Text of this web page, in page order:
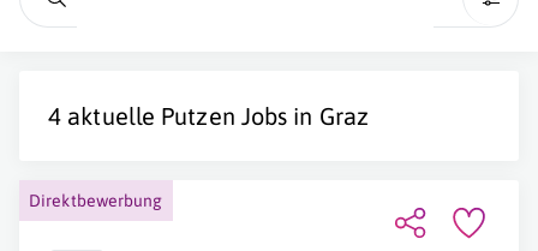
4 aktuelle Putzen Jobs in Graz
Direktbewerbung